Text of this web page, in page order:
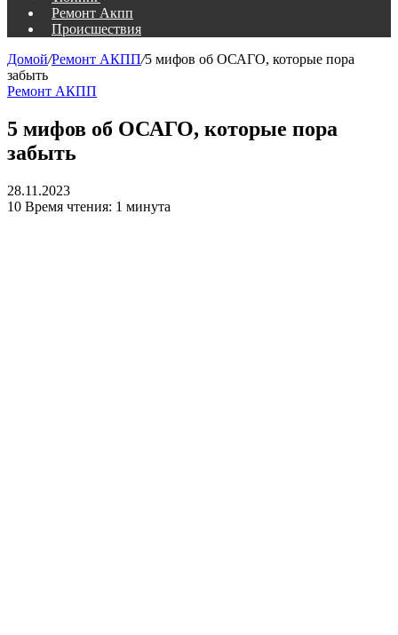
Ремонт Акпп
Происшествия
Домой/Ремонт АКПП/5 мифов об ОСАГО, которые пора
забыть
Ремонт АКПП
5 мифов об ОСАГО, которые пора
забыть
28.11.2023
10 Время чтения: 1 минута